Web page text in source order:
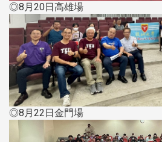
◎8月20日高雄場
◎8月22日金門場